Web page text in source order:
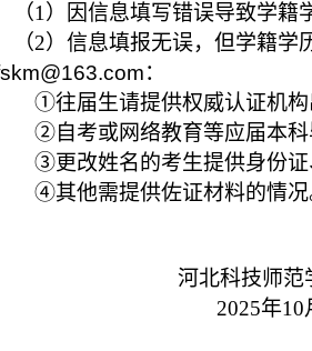
（1）因信息填写错误导致学
（2）信息填报无误，但学籍
：
①往届生请提供权威认证机构
②自考或网络教育等应届本科
③更改姓名的考生提供身份证
④其他需提供佐证材料的情况
北科技师范学院
年10